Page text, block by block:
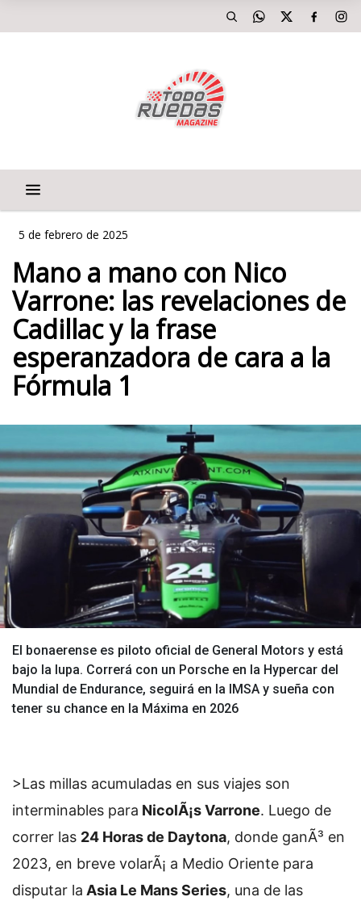
5 de febrero de 2025
Mano a mano con Nico
Varrone: las revelaciones de
Cadillac y la frase
esperanzadora de cara a la
Fórmula 1
El bonaerense es piloto oficial de General Motors y está
bajo la lupa. Correrá con un Porsche en la Hypercar del
Mundial de Endurance, seguirá en la IMSA y sueña con
tener su chance en la Máxima en 2026
>Las millas acumuladas en sus viajes son
interminables para NicolÃ¡s Varrone. Luego de
correr las 24 Horas de Daytona, donde ganÃ³ en
2023, en breve volarÃ¡ a Medio Oriente para
disputar la Asia Le Mans Series, una de las